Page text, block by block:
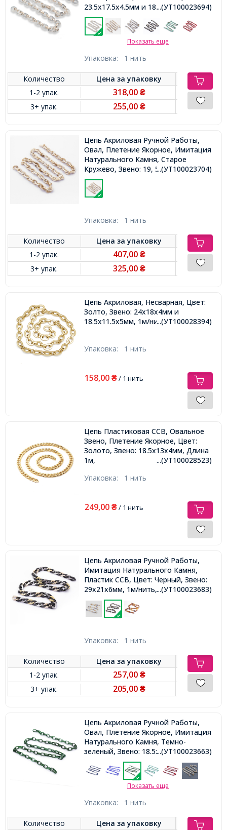
23.5x17.5x4.5мм и 18.5x11.5x4.5мм,
1м/нить
...(УТ100023694)
Показать еще
Упаковка: 1 нить
Количество Цена заупаковку
1-2 упак.
318,00 ₴
3+ упак. 255,00 ₴
Цепь Акриловая Ручной Работы,
Овал, Плетение Якорное, Имитация
Натурального Камня, Старое
Кружево, Звено: 19, 5x14, 5x4, 5мм,
1м/нить
...(УТ100023704)
Упаковка: 1 нить
Количество Цена заупаковку
1-2 упак.
407,00 ₴
3+ упак. 325,00 ₴
Цепь Акриловая, Несварная, Цвет:
Золто, Звено: 24х18х4мм и
18.5x11.5x5мм, 1м/нить,...(УТ100028394)
Упаковка: 1 нить
158,00 ₴/ 1 нить
Цепь Пластиковая CCB, Овальное
Звено, Плетение Якорное, Цвет:
Золото, Звено: 18.5х13х4мм, Длина
1м,
...(УТ100028523)
Упаковка: 1 нить
249,00 ₴/ 1 нить
Цепь Акриловая Ручной Работы,
Имитация Натурального Камня,
Пластик CCB, Цвет: Черный, Звено:
29x21x6мм, 1м/нить,...(УТ100023683)
Упаковка: 1 нить
Количество Цена заупаковку
1-2 упак.
257,00 ₴
3+ упак. 205,00 ₴
Цепь Акриловая Ручной Работы,
Овал, Плетение Якорное, Имитация
Натурального Камня, Темно-
зеленый, Звено: 18.5x11.5x4.5мм,
...(УТ100023663)
Показать еще
Упаковка: 1 нить
Количество Цена заупаковку